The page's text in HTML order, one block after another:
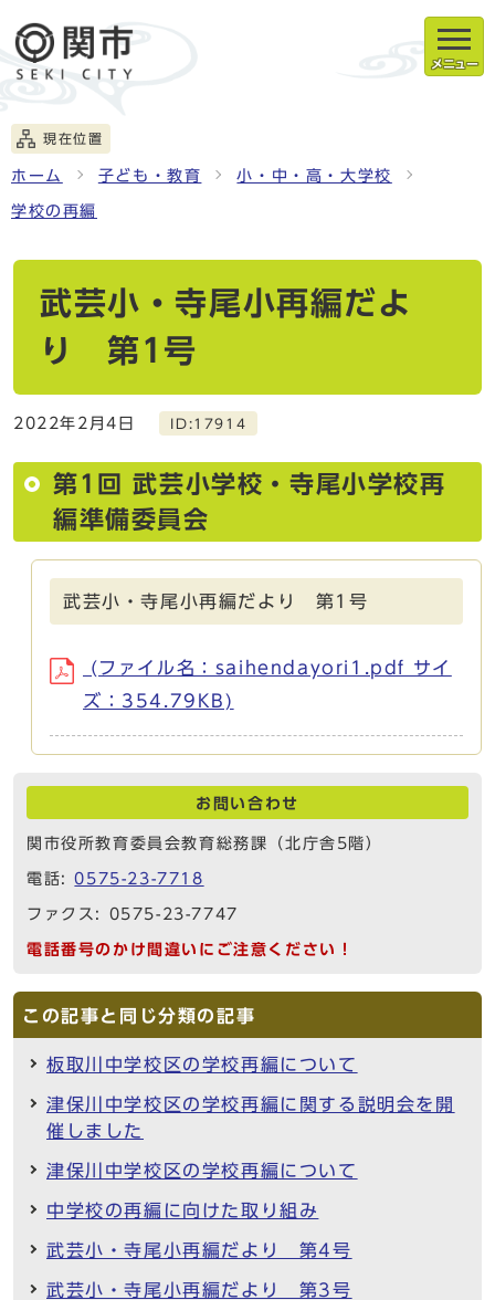
メニュー
現在位置
ホーム 子ども・教育 小・中・高・大学校
学校の再編
武芸小・寺尾小再編だよ
り 第1号
2022年2月4日 ID:17914
第1回 武芸小学校・寺尾小学校再
編準備委員会
武芸小・寺尾小再編だより 第1号
(ファイル名：saihendayori1.pdf サイ
ズ：354.79KB)
お問い合わせ
関市役所教育委員会教育総務課（北庁舎5階）
電話:0575-23-7718
ファクス: 0575-23-7747
電話番号のかけ間違いにご注意ください！
この記事と同じ分類の記事
板取川中学校区の学校再編について
津保川中学校区の学校再編に関する説明会を開
催しました
津保川中学校区の学校再編について
中学校の再編に向けた取り組み
武芸小・寺尾小再編だより 第4号
武芸小・寺尾小再編だより 第3号